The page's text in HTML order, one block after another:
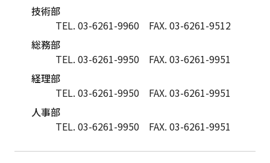
技術部
TEL. 03-6261-9960 FAX. 03-6261-9512
総務部
TEL. 03-6261-9950 FAX. 03-6261-9951
経理部
TEL. 03-6261-9950 FAX. 03-6261-9951
人事部
TEL. 03-6261-9950 FAX. 03-6261-9951